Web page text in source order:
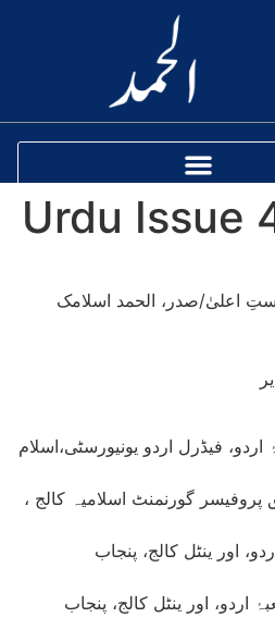
Urdu Issue
اعلیٰ/صدر، الحمد اسلامک
اردو، فیڈرل اردو یونیورسٹی،اسلام
پروفیسر گورنمنٹ اسلامیہ کالج ،
اور ینٹل کالج، پنجاب
اردو، اور ینٹل کالج، پنجاب